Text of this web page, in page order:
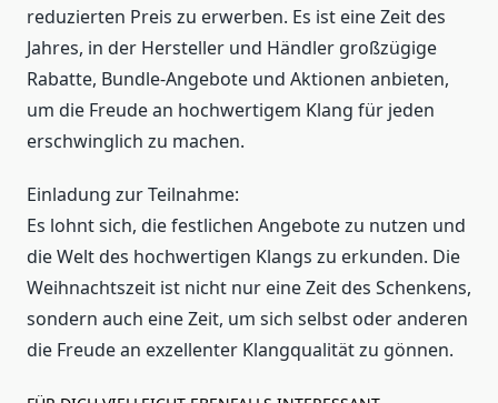
reduzierten Preis zu erwerben. Es ist eine Zeit des
Jahres, in der Hersteller und Händler großzügige
Rabatte, Bundle-Angebote und Aktionen anbieten,
um die Freude an hochwertigem Klang für jeden
erschwinglich zu machen.
Einladung zur Teilnahme:
Es lohnt sich, die festlichen Angebote zu nutzen und
die Welt des hochwertigen Klangs zu erkunden. Die
Weihnachtszeit ist nicht nur eine Zeit des Schenkens,
sondern auch eine Zeit, um sich selbst oder anderen
die Freude an exzellenter Klangqualität zu gönnen.